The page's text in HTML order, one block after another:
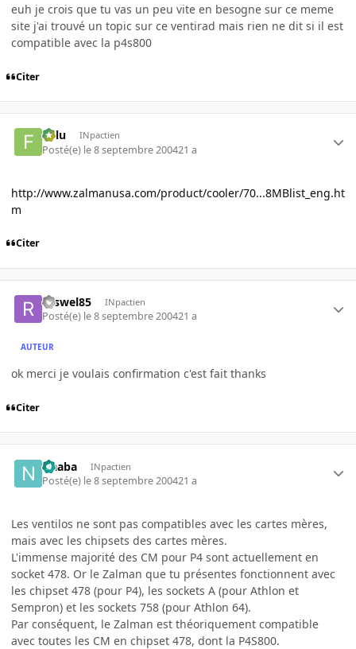
euh je crois que tu vas un peu vite en besogne sur ce meme
site j'ai trouvé un topic sur ce ventirad mais rien ne dit si il est
compatible avec la p4s800
Citer
Fulu INpactien
Posté(e) le 8 septembre 200421 a
http://www.zalmanusa.com/product/cooler/70...8MBlist_eng.ht
m
Citer
roswel85 INpactien
Posté(e) le 8 septembre 200421 a
AUTEUR
ok merci je voulais confirmation c'est fait thanks
Citer
Naaba INpactien
Posté(e) le 8 septembre 200421 a
Les ventilos ne sont pas compatibles avec les cartes mères,
mais avec les chipsets des cartes mères.
L'immense majorité des CM pour P4 sont actuellement en
socket 478. Or le Zalman que tu présentes fonctionnent avec
les chipset 478 (pour P4), les sockets A (pour Athlon et
Sempron) et les sockets 758 (pour Athlon 64).
Par conséquent, le Zalman est théoriquement compatible
avec toutes les CM en chipset 478, dont la P4S800.